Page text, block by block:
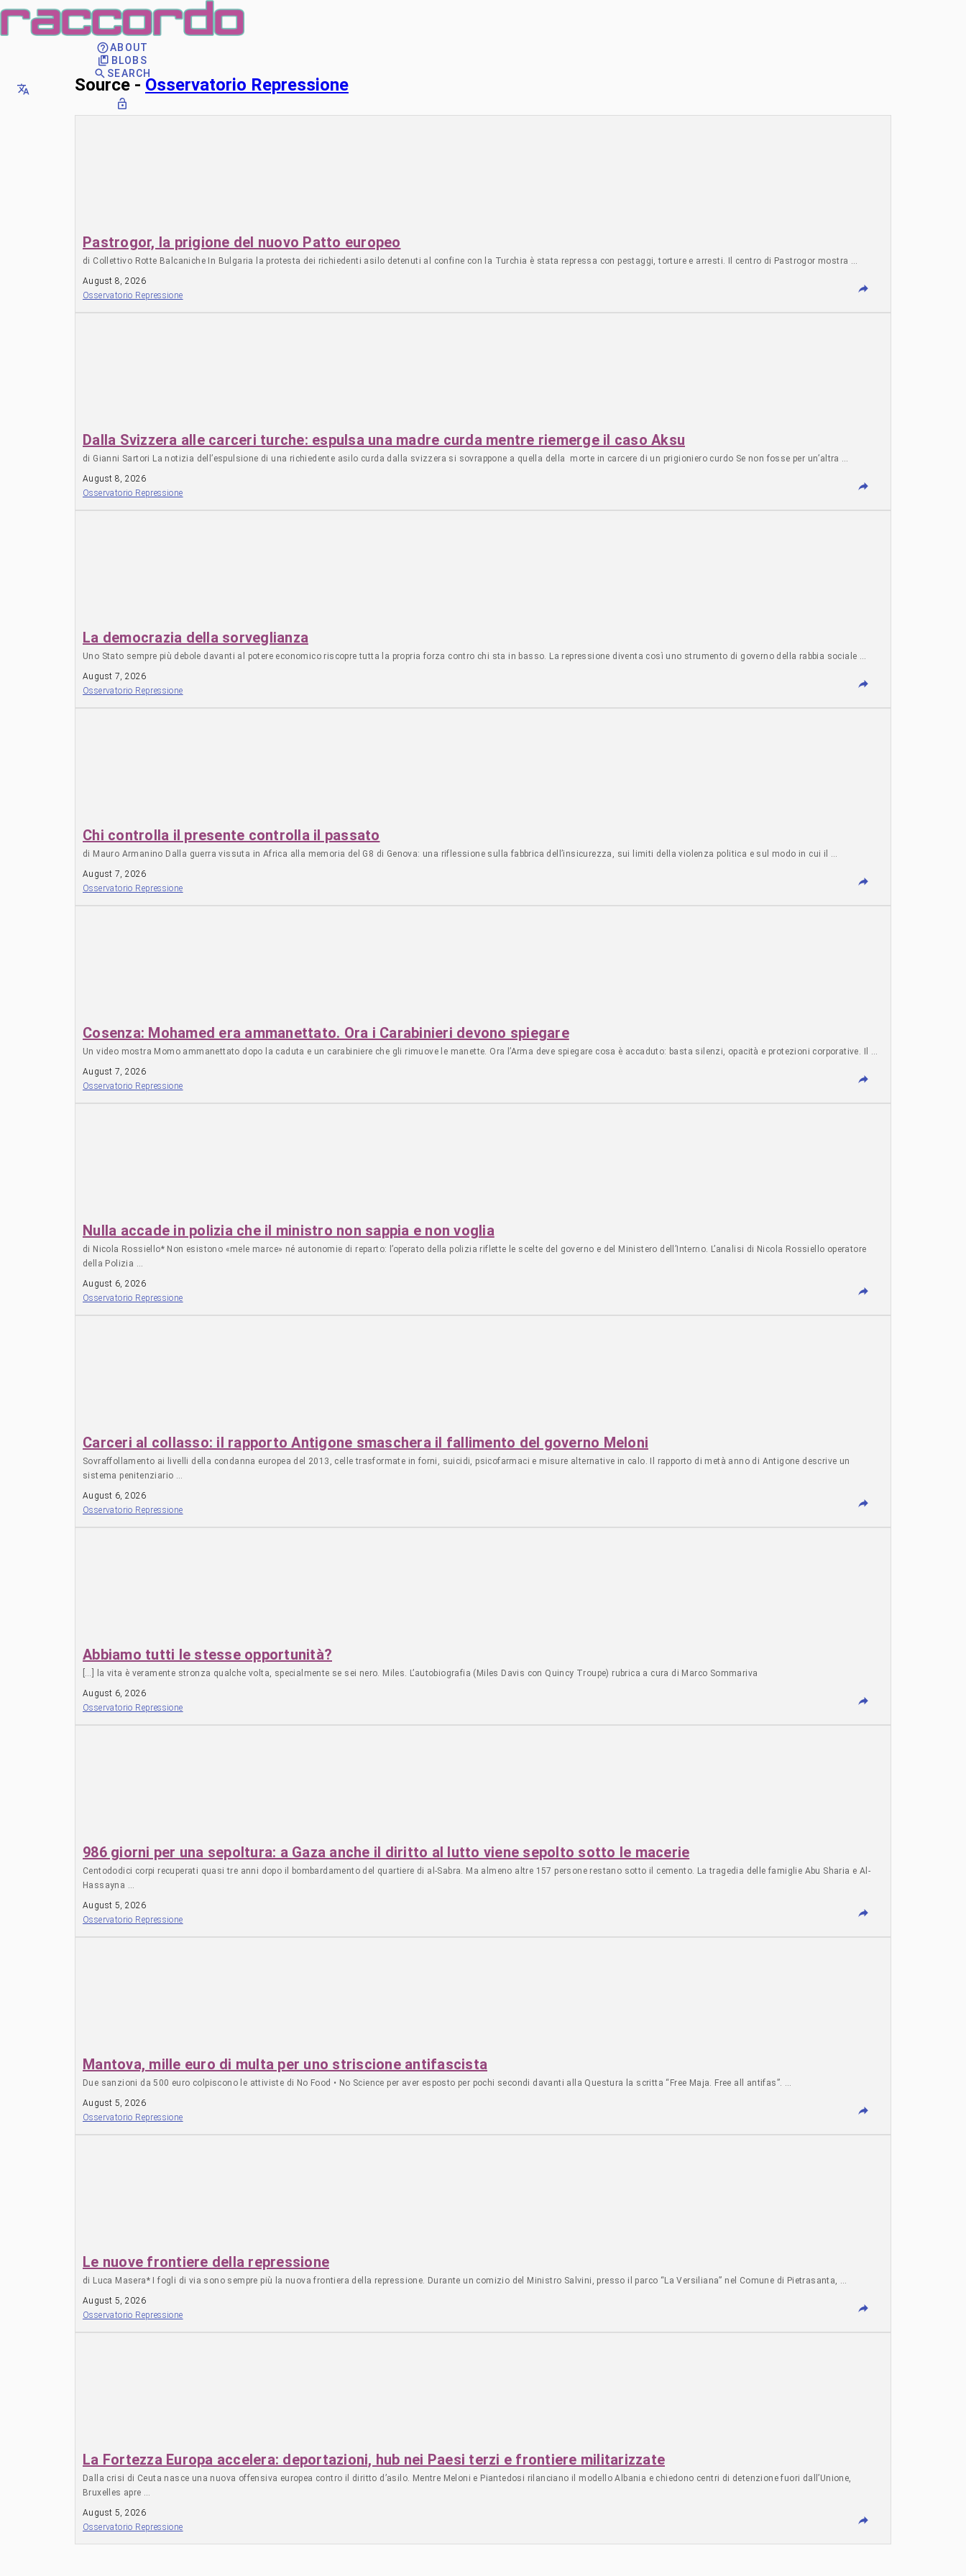
ABOUT
BLOBS
SEARCH
Source - Osservatorio Repressione
Pastrogor, la prigione del nuovo Patto europeo
di Collettivo Rotte Balcaniche In Bulgaria la protesta dei richiedenti asilo detenuti al confine con la Turchia è stata repressa con pestaggi, torture e arresti. Il centro di Pastrogor mostra …
August 8, 2026
Osservatorio Repressione
Dalla Svizzera alle carceri turche: espulsa una madre curda mentre riemerge il caso Aksu
di Gianni Sartori La notizia dell’espulsione di una richiedente asilo curda dalla svizzera si sovrappone a quella della morte in carcere di un prigioniero curdo Se non fosse per un’altra …
August 8, 2026
Osservatorio Repressione
La democrazia della sorveglianza
Uno Stato sempre più debole davanti al potere economico riscopre tutta la propria forza contro chi sta in basso. La repressione diventa così uno strumento di governo della rabbia sociale …
August 7, 2026
Osservatorio Repressione
Chi controlla il presente controlla il passato
di Mauro Armanino Dalla guerra vissuta in Africa alla memoria del G8 di Genova: una riflessione sulla fabbrica dell’insicurezza, sui limiti della violenza politica e sul modo in cui il …
August 7, 2026
Osservatorio Repressione
Cosenza: Mohamed era ammanettato. Ora i Carabinieri devono spiegare
Un video mostra Momo ammanettato dopo la caduta e un carabiniere che gli rimuove le manette. Ora l’Arma deve spiegare cosa è accaduto: basta silenzi, opacità e protezioni corporative. Il …
August 7, 2026
Osservatorio Repressione
Nulla accade in polizia che il ministro non sappia e non voglia
di Nicola Rossiello* Non esistono «mele marce» né autonomie di reparto: l’operato della polizia riflette le scelte del governo e del Ministero dell’Interno. L’analisi di Nicola Rossiello operatore
della Polizia …
August 6, 2026
Osservatorio Repressione
Carceri al collasso: il rapporto Antigone smaschera il fallimento del governo Meloni
Sovraffollamento ai livelli della condanna europea del 2013, celle trasformate in forni, suicidi, psicofarmaci e misure alternative in calo. Il rapporto di metà anno di Antigone descrive un
sistema penitenziario …
August 6, 2026
Osservatorio Repressione
Abbiamo tutti le stesse opportunità?
[…] la vita è veramente stronza qualche volta, specialmente se sei nero. Miles. L’autobiografia (Miles Davis con Quincy Troupe) rubrica a cura di Marco Sommariva
August 6, 2026
Osservatorio Repressione
986 giorni per una sepoltura: a Gaza anche il diritto al lutto viene sepolto sotto le macerie
Centododici corpi recuperati quasi tre anni dopo il bombardamento del quartiere di al-Sabra. Ma almeno altre 157 persone restano sotto il cemento. La tragedia delle famiglie Abu Sharia e Al-
Hassayna …
August 5, 2026
Osservatorio Repressione
Mantova, mille euro di multa per uno striscione antifascista
Due sanzioni da 500 euro colpiscono le attiviste di No Food • No Science per aver esposto per pochi secondi davanti alla Questura la scritta “Free Maja. Free all antifas”. …
August 5, 2026
Osservatorio Repressione
Le nuove frontiere della repressione
di Luca Masera* I fogli di via sono sempre più la nuova frontiera della repressione. Durante un comizio del Ministro Salvini, presso il parco “La Versiliana” nel Comune di Pietrasanta, …
August 5, 2026
Osservatorio Repressione
La Fortezza Europa accelera: deportazioni, hub nei Paesi terzi e frontiere militarizzate
Dalla crisi di Ceuta nasce una nuova offensiva europea contro il diritto d’asilo. Mentre Meloni e Piantedosi rilanciano il modello Albania e chiedono centri di detenzione fuori dall’Unione,
Bruxelles apre …
August 5, 2026
Osservatorio Repressione